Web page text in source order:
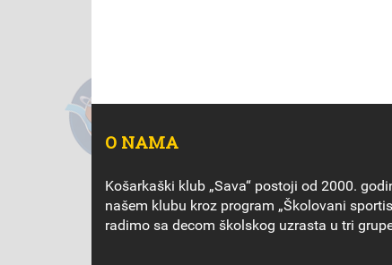
O NAMA
Košarkaški klub „Sava“ postoji od 2000.
našem klubu kroz program „Školovani
radimo sa decom školskog uzrasta u tri